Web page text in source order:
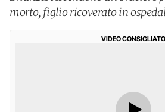
morto, figlio ricoverato in
VIDEO CONSIGLIATO